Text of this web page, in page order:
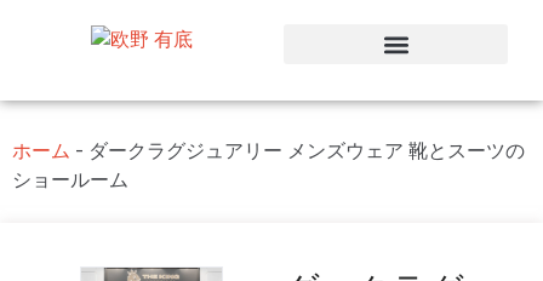
ホーム - ダークラグジュアリー メンズウェア 靴とスーツの
ショールーム